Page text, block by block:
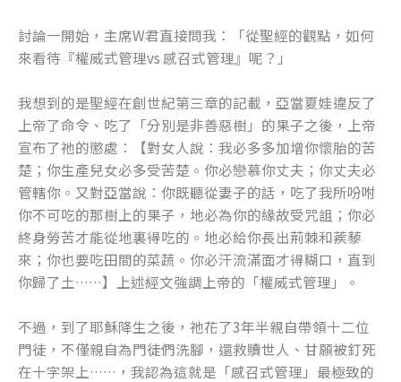
討論一開始，主席W君直接問我：「從聖經的觀點，如何
來看待『權威式管理vs 感召式管理』呢？」
我想到的是聖經在創世紀第三章的記載，亞當夏娃違反了
上帝了命令、吃了「分別是非善惡樹」的果子之後，上帝
宣布了祂的懲處：【對女人說：我必多多加增你懷胎的苦
楚；你生產兒女必多受苦楚。你必戀慕你丈夫；你丈夫必
管轄你。又對亞當說：你既聽從妻子的話，吃了我所吩咐
你不可吃的那樹上的果子，地必為你的緣故受咒詛；你必
終身勞苦才能從地裏得吃的。地必給你長出荊棘和蒺藜
來；你也要吃田間的菜蔬。你必汗流滿面才得糊口，直到
你歸了土……】上述經文強調上帝的「權威式管理」。
不過，到了耶穌降生之後，祂花了3年半親自帶領十二位
門徒，不僅親自為門徒們洗腳，還救贖世人、甘願被釘死
在十字架上……，我認為這就是「感召式管理」最極致的